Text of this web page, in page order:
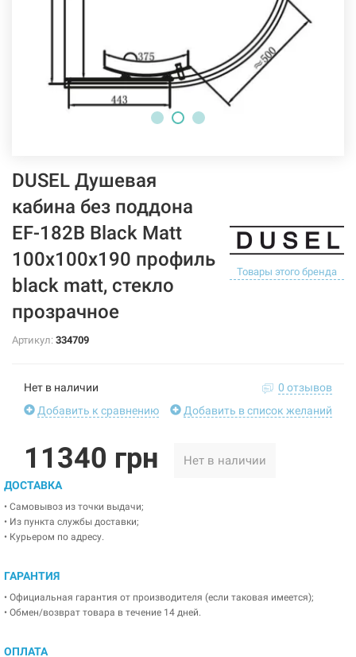
DUSEL Душевая
кабина без поддона
EF-182B Black Matt
100x100x190 профиль
black matt, стекло
прозрачное
Товары этого бренда
Артикул: 334709
Нет в наличии
0 отзывов
Добавить к сравнению
Добавить в список желаний
11340 грн Нет в наличии
ДОСТАВКА
• Самовывоз из точки выдачи;
• Из пункта службы доставки;
• Курьером по адресу.
ГАРАНТИЯ
• Официальная гарантия от производителя (если таковая имеется);
• Обмен/возврат товара в течение 14 дней.
ОПЛАТА